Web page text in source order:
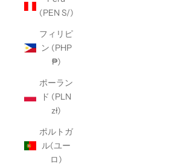
(PEN S/)
フィリピ
ン (PHP
₱)
ポーラン
ド (PLN
zł)
ポルトガ
ル(ユー
ロ)